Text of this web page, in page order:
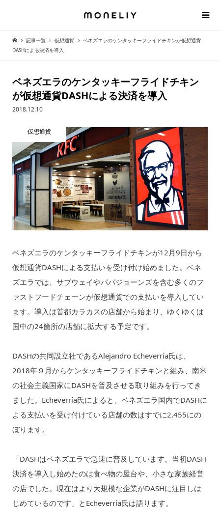
記事一覧 仮想通貨
ベネズエラのケンタッキーフライドチキンが仮想通貨
DASHによる決済を導入
ベネズエラのケンタッキーフライドチキン
が仮想通貨DASHによる決済を導入
2018.12.10
仮想通貨
ベネズエラのケンタッキーフライドチキンが12月9日から
仮想通貨DASHによる支払いを受け付け始めました。ベネ
ズエラでは、サブウェイやパパジョーンズを含む多くのフ
ァストフードチェーンが仮想通貨での支払いを導入してい
ます。導入は首都カラカスの店舗から始まり、ゆくゆくは
国中の24箇所の店舗に拡大する予定です。
DASHの共同設立社であるAlejandro Echeverría氏は、
2018年９月からケンタッキーフライドチキンと組み、南米
の社会主義国家にDASHを普及させる取り組みを行ってき
ました。Echeverría氏によると、ベネズエラ国内でDASHに
よる支払いを受け付けている店舗の数はすでに2,455にの
ぼります。
「DASHはベネズエラで急速に普及しています。当初DASH
決済を導入し始めたのは食べ物の屋台や、小さな家族経営
の店でした。現在はより大規模な企業がDASHに注目しは
じめているのです」とEcheverría氏は語ります。